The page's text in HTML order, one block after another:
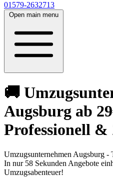
01579-2632713
Open main menu
🚚
Augsburg ab
Professionell &
Umzugsunternehmen Augsburg -
In nur 58 Sekunden Angebote
Umzugsabenteuer!